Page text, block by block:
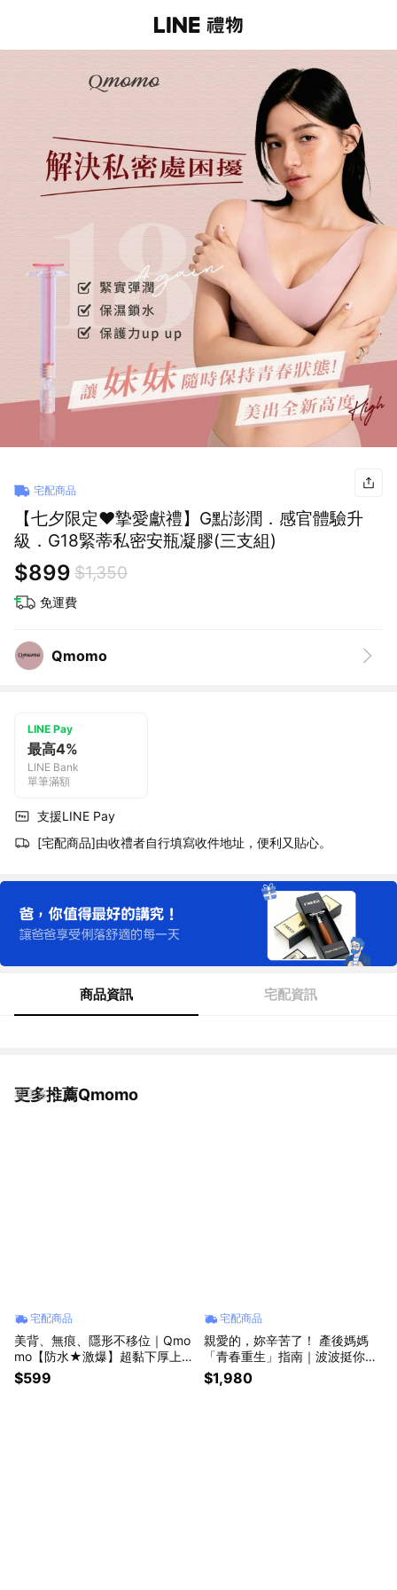
宅配商品
【七夕限定❤️摯愛獻禮】G點澎潤．感官體驗升
級．G18緊蒂私密安瓶凝膠(三支組)
$899 $1,350
免運費
Qmomo
LINE Pay
最高4%
LINE Bank
單筆滿額
支援LINE Pay
[宅配商品]由收禮者自行填寫收件地址，便利又貼心。
商品資訊 宅配資訊
更多推薦Qmomo
看更多
宅配商品
美背、無痕、隱形不移位｜Qmo
mo【防水★激爆】超黏下厚上
薄隱形胸罩(更輕薄服貼)
$599
宅配商品
親愛的，妳辛苦了！ 產後媽媽
「青春重生」指南｜波波挺你雙
重膠原蛋白 讓妳天天有料
$1,980